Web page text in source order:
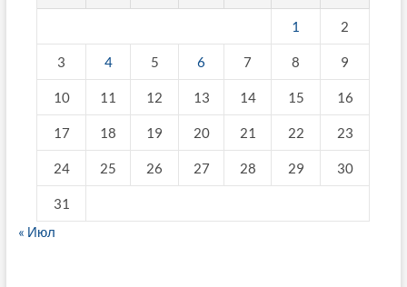
1 2
3 4 5 6 7 8 9
10 11 12 13 14 15 16
17 18 19 20 21 22 23
24 25 26 27 28 29 30
31
« Июл